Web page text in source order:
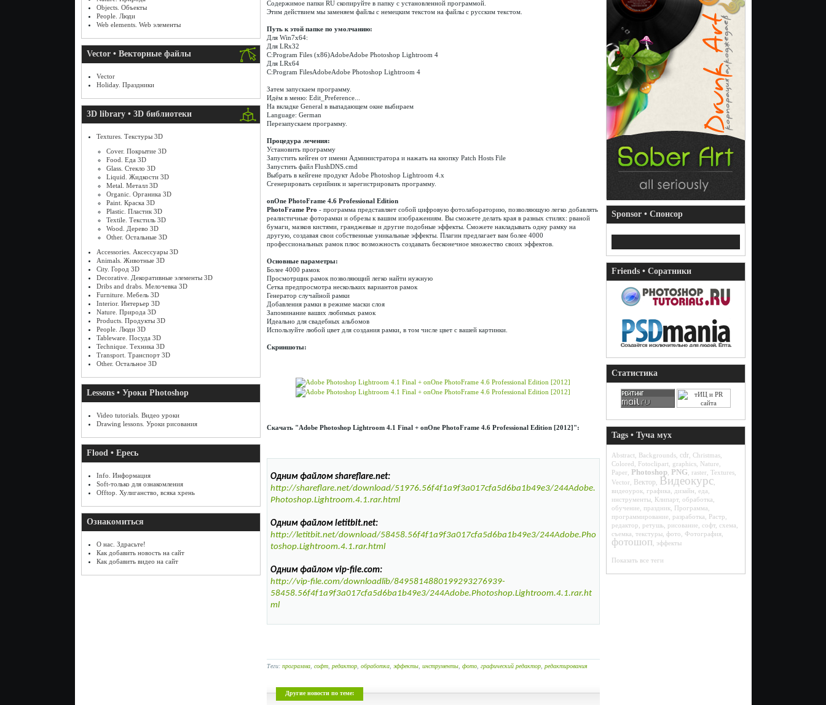
Objects. Объекты
People. Люди
Web elements. Web элементы
Vector • Векторные файлы
Vector
Holiday. Праздники
3D library • 3D библиотеки
Textures. Текстуры 3D
Cover. Покрытие 3D
Food. Еда 3D
Glass. Стекло 3D
Liquid. Жидкости 3D
Metal. Металл 3D
Organic. Органика 3D
Paint. Краска 3D
Plastic. Пластик 3D
Textile. Текстиль 3D
Wood. Дерево 3D
Other. Остальные 3D
Accessories. Аксессуары 3D
Animals. Животные 3D
City. Город 3D
Decorative. Декоративные элементы 3D
Dribs and drabs. Мелочевка 3D
Furniture. Мебель 3D
Interior. Интерьер 3D
Nature. Природа 3D
Products. Продукты 3D
People. Люди 3D
Tableware. Посуда 3D
Technique. Техника 3D
Transport. Транспорт 3D
Other. Остальное 3D
Lessons • Уроки Photoshop
Video tutorials. Видео уроки
Drawing lessons. Уроки рисования
Flood • Ересь
Info. Информация
Soft-только для ознакомления
Offtop. Хулиганство, всяка хрень
Ознакомиться
О нас. Здрасьте!
Как добавить новость на сайт
Как добавить видео на сайт
Содержимое папки RU скопируйте в папку с установленной программой.
Этим действием мы заменяем файлы с немецким текстом на файлы с русским текстом.
Путь к этой папке по умолчанию:
Для Win7x64:
Для LRx32
C:Program Files (x86)AdobeAdobe Photoshop Lightroom 4
Для LRx64
C:Program FilesAdobeAdobe Photoshop Lightroom 4
Затем запускаем программу.
Идём в меню: Edit_Preference...
На вкладке General в выпадающем окне выбираем
Language: German
Перезапускаем программу.
Процедура лечения:
Установить программу
Запустить кейген от имени Администратора и нажать на кнопку Patch Hosts File
Запустить файл FlushDNS.cmd
Выбрать в кейгене продукт Adobe Photoshop Lightroom 4.x
Сгенерировать серийник и зарегистрировать программу.
onOne PhotoFrame 4.6 Professional Edition
PhotoFrame Pro - программа представляет собой цифровую фотолабораторию, позволяющую легко добавлять
реалистичные фоторамки и обрезы к вашим изображениям. Вы сможете делать края в разных стилях: рваной
бумаги, мазков кистями, гранджевые и другие подобные эффекты. Сможете накладывать одну рамку на
другую, создавая свои собственные уникальные эффекты. Плагин предлагает вам более 4000
профессиональных рамок плюс возможность создавать бесконечное множество своих эффектов.
Основные параметры:
Более 4000 рамок
Просмотрщик рамок позволяющий легко найти нужную
Сетка предпросмотра нескольких вариантов рамок
Генератор случайной рамки
Добавления рамки в режиме маски слоя
Запоминание ваших любимых рамок
Идеально для свадебных альбомов
Используйте любой цвет для создания рамки, в том числе цвет с вашей картинки.
Скриншоты:
Скачать "Adobe Photoshop Lightroom 4.1 Final + onOne PhotoFrame 4.6 Professional Edition [2012]":
Одним файлом shareflare.net:
http://shareflare.net/download/51976.56f4f1a9f3a017cfa5d6ba1b49e3/244Adobe.
Photoshop.Lightroom.4.1.rar.html
Одним файлом letitbit.net:
http://letitbit.net/download/58458.56f4f1a9f3a017cfa5d6ba1b49e3/244Adobe.Pho
toshop.Lightroom.4.1.rar.html
Одним файлом vip-file.com:
http://vip-file.com/downloadlib/8495814880199293276939-
58458.56f4f1a9f3a017cfa5d6ba1b49e3/244Adobe.Photoshop.Lightroom.4.1.rar.ht
ml
Теги: программа, софт, редактор, обработка, эффекты, инструменты, фото, графический редактор, редактирования
Другие новости по теме:
Sponsor • Спонсор
Friends • Соратники
Статистика
Tags • Туча мух
Abstract Backgrounds, cdr, Christmas,
Colored
Fotoclipart graphics, Nature
Paper, Photoshop, PNG raster, Textures,
Vector, Вектор, Видеокурс,
видеоурок, графика дизайн еда
инструменты, Клипарт, обработка
обучение
праздник, Программа
программирование
разработка Растр
редактор
ретушь, рисование софт, схема
съемка текстуры, фото Фотография,
фотошоп эффекты
Показать все теги